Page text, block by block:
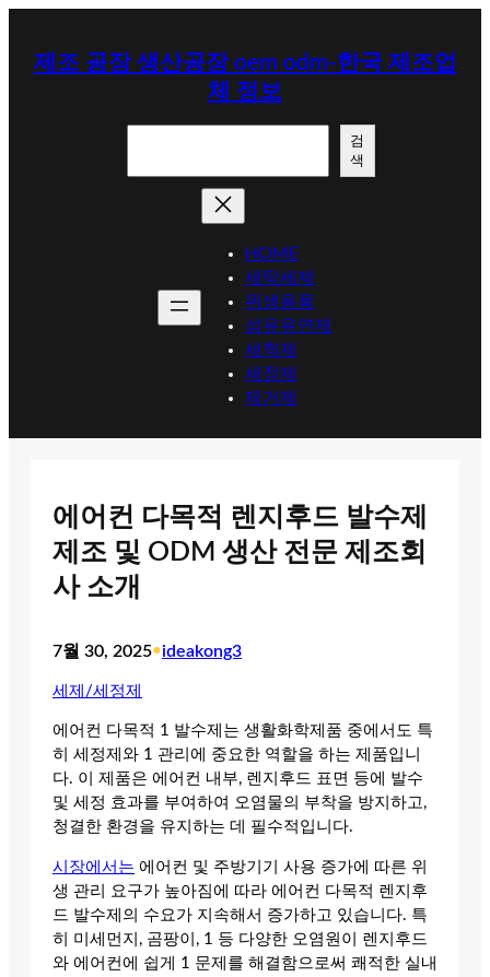
제조 공장 생산공장 oem odm-한국 제조업
체 정보
검
색
HOME
세탁세제
위생용품
섬유유연제
세척제
세정제
제거제
에어컨 다목적 렌지후드 발수제
제조 및 ODM 생산 전문 제조회
사 소개
7월 30, 2025•ideakong3
세제/세정제
에어컨 다목적 1 발수제는 생활화학제품 중에서도 특
히 세정제와 1 관리에 중요한 역할을 하는 제품입니
다. 이 제품은 에어컨 내부, 렌지후드 표면 등에 발수
및 세정 효과를 부여하여 오염물의 부착을 방지하고,
청결한 환경을 유지하는 데 필수적입니다.
시장에서는 에어컨 및 주방기기 사용 증가에 따른 위
생 관리 요구가 높아짐에 따라 에어컨 다목적 렌지후
드 발수제의 수요가 지속해서 증가하고 있습니다. 특
히 미세먼지, 곰팡이, 1 등 다양한 오염원이 렌지후드
와 에어컨에 쉽게 1 문제를 해결함으로써 쾌적한 실내